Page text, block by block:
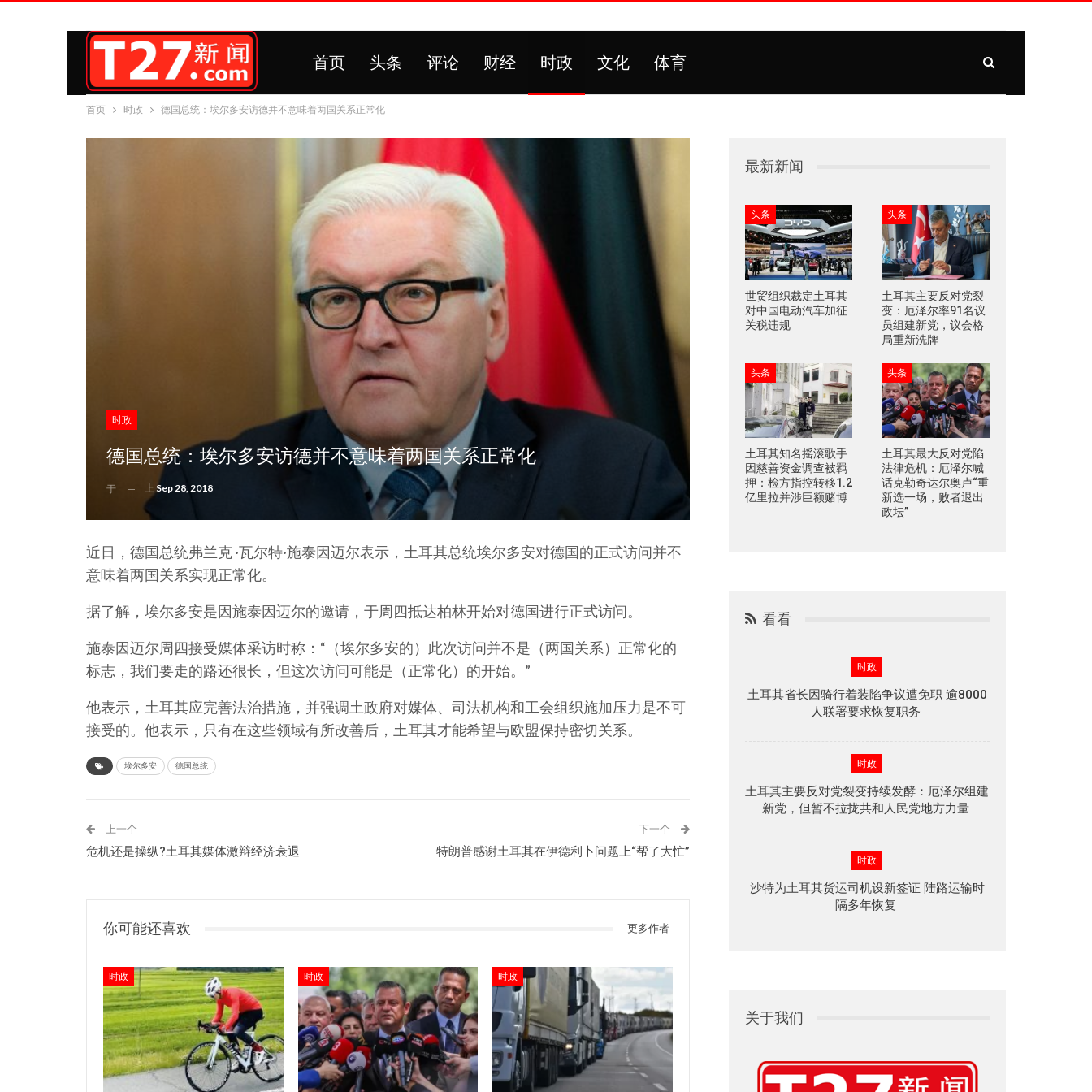
首页 头条 评论 财经 时政 文化 体育
首页 时政 德国总统：埃尔多安访德并不意味着两国关系正常化
时政
德国总统：埃尔多安访德并不意味着两国关系正常化
于 上 Sep 28, 2018
近日，德国总统弗兰克 ·瓦尔特·施泰因迈尔表示，土耳其总统埃尔多安对德国的正式访问并不
意味着两国关系实现正常化。
据了解，埃尔多安是因施泰因迈尔的邀请，于周四抵达柏林开始对德国进行正式访问。
施泰因迈尔周四接受媒体采访时称：“（埃尔多安的）此次访问并不是（两国关系）正常化的
标志，我们要走的路还很长，但这次访问可能是（正常化）的开始。”
他表示，土耳其应完善法治措施，并强调土政府对媒体、司法机构和工会组织施加压力是不可
接受的。他表示，只有在这些领域有所改善后，土耳其才能希望与欧盟保持密切关系。
埃尔多安 德国总统
上一个
危机还是操纵?土耳其媒体激辩经济衰退
下一个
特朗普感谢土耳其在伊德利卜问题上“帮了大忙”
你可能还喜欢 更多作者
时政 时政 时政
最新新闻
头条
世贸组织裁定土耳其
对中国电动汽车加征
关税违规
头条
土耳其主要反对党裂
变：厄泽尔率91名议
员组建新党，议会格
局重新洗牌
头条
土耳其知名摇滚歌手
因慈善资金调查被羁
押：检方指控转移1.2
亿里拉并涉巨额赌博
头条
土耳其最大反对党陷
法律危机：厄泽尔喊
话克勒奇达尔奥卢“重
新选一场，败者退出
政坛”
看看
时政
土耳其省长因骑行着装陷争议遭免职 逾8000
人联署要求恢复职务
时政
土耳其主要反对党裂变持续发酵：厄泽尔组建
新党，但暂不拉拢共和人民党地方力量
时政
沙特为土耳其货运司机设新签证 陆路运输时
隔多年恢复
关于我们